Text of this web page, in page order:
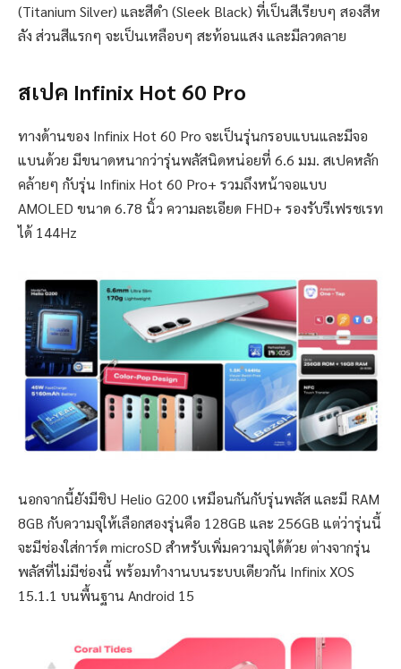
(Titanium Silver) และสีดำ (Sleek Black) ที่เป็นสีเรียบๆ สองสีห
ลัง ส่วนสีแรกๆ จะเป็นเหลือบๆ สะท้อนแสง และมีลวดลาย
สเปค Infinix Hot 60 Pro
ทางด้านของ Infinix Hot 60 Pro จะเป็นรุ่นกรอบแบนและมีจอ
แบนด้วย มีขนาดหนากว่ารุ่นพลัสนิดหน่อยที่ 6.6 มม. สเปคหลัก
คล้ายๆ กับรุ่น Infinix Hot 60 Pro+ รวมถึงหน้าจอแบบ
AMOLED ขนาด 6.78 นิ้ว ความละเอียด FHD+ รองรับรีเฟรชเรท
ได้ 144Hz
นอกจากนี้ยังมีชิป Helio G200 เหมือนกันกับรุ่นพลัส และมี RAM
8GB กับความจุให้เลือกสองรุ่นคือ 128GB และ 256GB แต่ว่ารุ่นนี้
จะมีช่องใส่การ์ด microSD สำหรับเพิ่มความจุได้ด้วย ต่างจากรุ่น
พลัสที่ไม่มีช่องนี้ พร้อมทำงานบนระบบเดียวกัน Infinix XOS
15.1.1 บนพื้นฐาน Android 15